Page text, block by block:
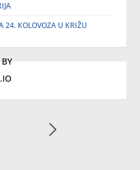
24. KOLOVOZA U KRIŽU